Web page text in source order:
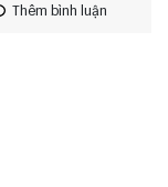
Thêm bình luận